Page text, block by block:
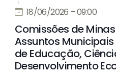
18/06/2026 – 09:00
Comissões de
Assuntos
de Educação,
Desenvolvimento